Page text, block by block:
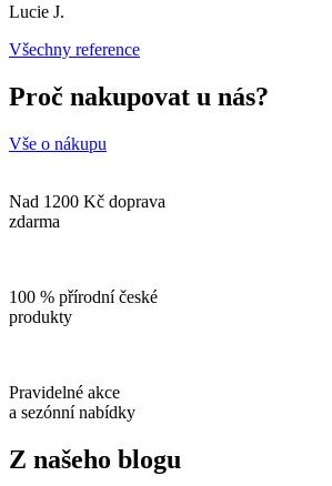
Lucie J.
Všechny reference
Proč nakupovat u nás?
Vše o nákupu
Nad 1200 Kč doprava
zdarma
100 % přírodní české
produkty
Pravidelné akce
a sezónní nabídky
Z našeho blogu